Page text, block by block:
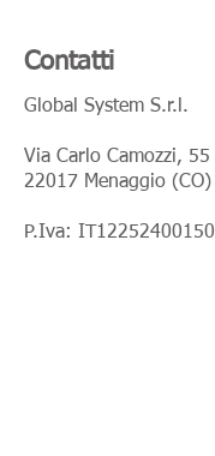
Contatti
Global System S.r.l.
Via Carlo Camozzi, 55
22017 Menaggio (CO)
P.Iva: IT12252400150